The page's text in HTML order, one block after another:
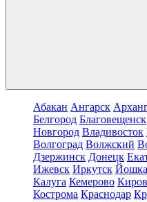
Абакан Ангарск
Белгород Благовещенск
Новгород Владивосток
Волгоград Волжский
Дзержинск Донецк
Ижевск Иркутск
Калуга Кемерово Киров
Кострома Краснодар